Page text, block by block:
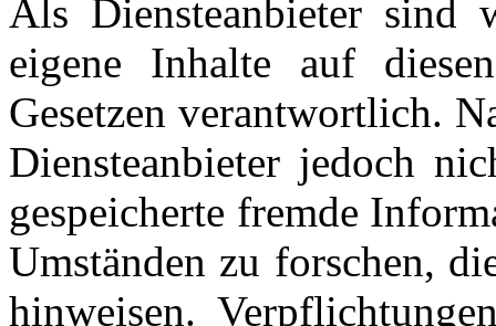
Als Diensteanbieter
eigene Inhalte auf
Gesetzen verantwortlich.
Diensteanbieter jedoch
gespeicherte fremde
Umständen zu forschen,
hinweisen.